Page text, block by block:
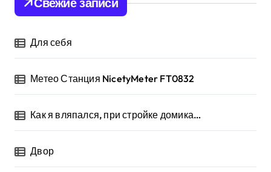
Для себя
Метео Станция NicetyMeter FT0832
Как я вляпался, при стройке домика…
Двор